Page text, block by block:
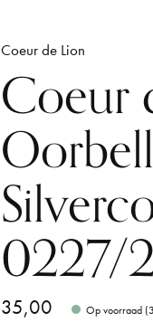
Coeur de Lion
Coeur
0227/
35,00 Op voorraad